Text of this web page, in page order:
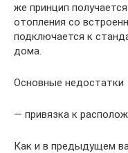
же принцип
отопления со
подключается к
дома.
Основные недостатки
— привязка к
Как и в предыдущем